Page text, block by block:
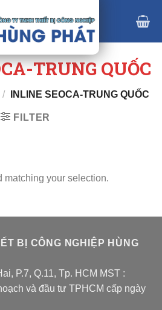
TRUNG QUỐC
/ INLINE SEOCA-TRUNG QUỐC
FILTER
matching your selection.
BỊ CÔNG NGHIỆP HÙNG
P.7, Q.11, Tp. HCM MST :
và đầu tư TPHCM cấp ngày